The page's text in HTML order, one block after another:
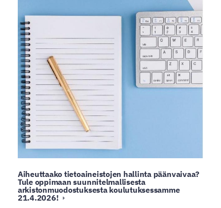
Aiheuttaako tietoaineistojen hallinta päänvaivaa?
Tule oppimaan suunnitelmallisesta
arkistonmuodostuksesta koulutuksessamme
21.4.2026!